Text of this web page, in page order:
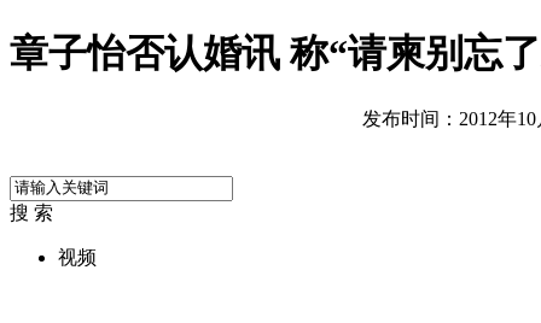
章子怡否认婚讯 称“请柬别忘
发布时间：2012年10
搜 索
视频